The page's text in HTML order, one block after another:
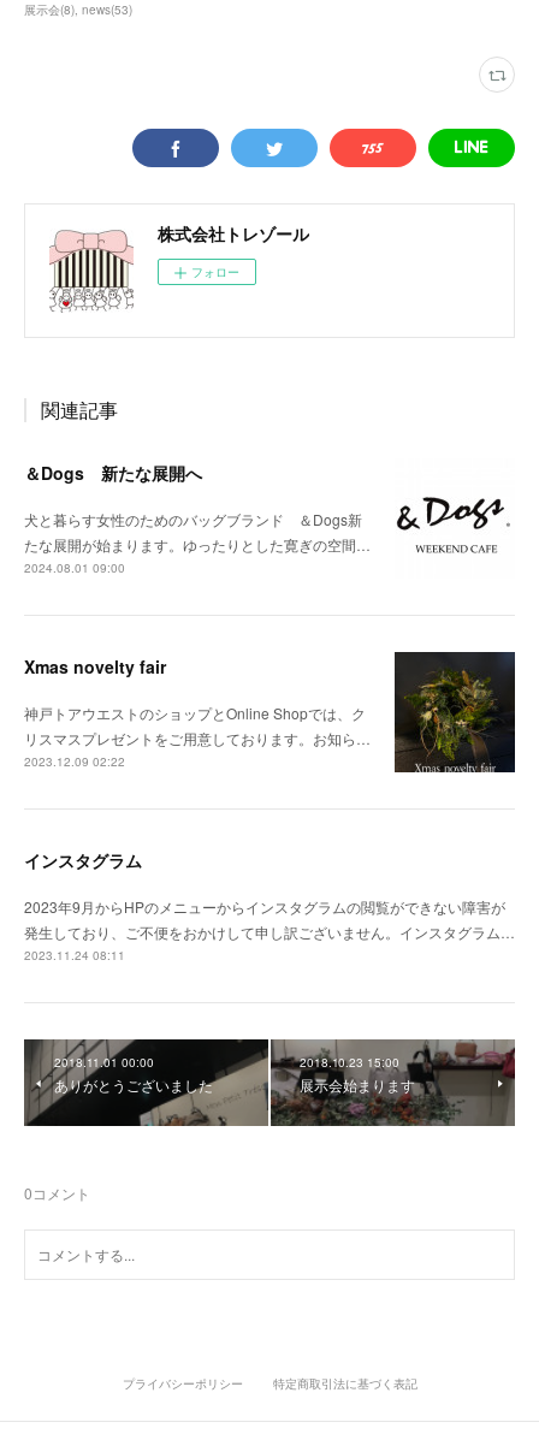
展示会(8) news(53)
株式会社トレゾール
フォロー
関連記事
＆Dogs 新たな展開へ
犬と暮らす女性のためのバッグブランド ＆Dogs新
たな展開が始まります。ゆったりとした寛ぎの空間…
2024.08.01 09:00
Xmas novelty fair
神戸トアウエストのショップとOnline Shopでは、ク
リスマスプレゼントをご用意しております。お知ら…
2023.12.09 02:22
インスタグラム
2023年9月からHPのメニューからインスタグラムの閲覧ができない障害が
発生しており、ご不便をおかけして申し訳ございません。インスタグラム…
2023.11.24 08:11
2018.11.01 00:00
ありがとうございました
2018.10.23 15:00
展示会始まります
0コメント
プライバシーポリシー 特定商取引法に基づく表記